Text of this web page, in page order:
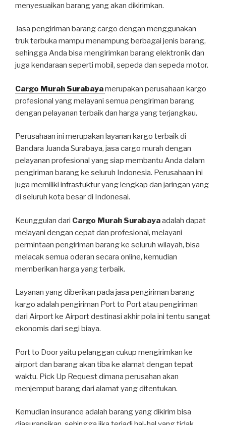
menyesuaikan barang yang akan dikirimkan.
Jasa pengiriman barang cargo dengan menggunakan
truk terbuka mampu menampung berbagai jenis barang,
sehingga Anda bisa mengirimkan barang elektronik dan
juga kendaraan seperti mobil, sepeda dan sepeda motor.
Cargo Murah Surabayamerupakan perusahaan kargo
profesional yang melayani semua pengiriman barang
dengan pelayanan terbaik dan harga yang terjangkau.
Perusahaan ini merupakan layanan kargo terbaik di
Bandara Juanda Surabaya, jasa cargo murah dengan
pelayanan profesional yang siap membantu Anda dalam
pengiriman barang ke seluruh Indonesia. Perusahaan ini
juga memiliki infrastuktur yang lengkap dan jaringan yang
di seluruh kota besar di Indonesai.
Keunggulan dari Cargo Murah Surabayaadalah dapat
melayani dengan cepat dan profesional, melayani
permintaan pengiriman barang ke seluruh wilayah, bisa
melacak semua oderan secara online, kemudian
memberikan harga yang terbaik.
Layanan yang diberikan pada jasa pengiriman barang
kargo adalah pengiriman Port to Port atau pengiriman
dari Airport ke Airport destinasi akhir pola ini tentu sangat
ekonomis dari segi biaya.
Port to Door yaitu pelanggan cukup mengirimkan ke
airport dan barang akan tiba ke alamat dengan tepat
waktu. Pick Up Request dimana perusahan akan
menjemput barang dari alamat yang ditentukan.
Kemudian insurance adalah barang yang dikirim bisa